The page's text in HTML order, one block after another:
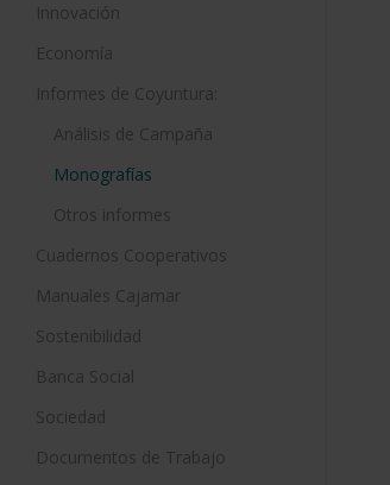
Innovación
Economía
Informes de Coyuntura:
Análisis de Campaña
Monografías
Otros informes
Cuadernos Cooperativos
Manuales Cajamar
Sostenibilidad
Banca Social
Sociedad
Documentos de Trabajo